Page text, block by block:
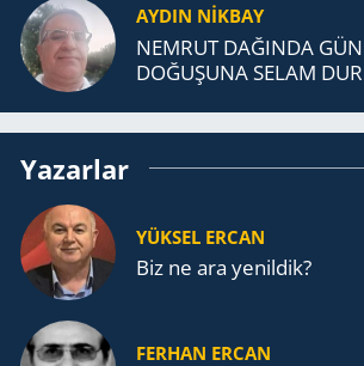
AYDIN NİKBAY
NEMRUT DAĞINDA
DOĞUŞUNA SELAM
Yazarlar
YÜKSEL ERCAN
Biz ne ara yenildik?
FERHAN ERCAN